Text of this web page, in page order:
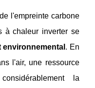
l'empreinte carbone
à chaleur inverter se
environnemental . En
l'air, une ressource
la